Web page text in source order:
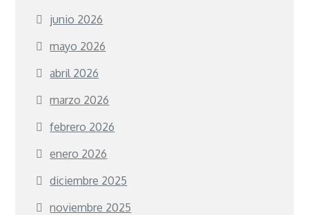
junio 2026
mayo 2026
abril 2026
marzo 2026
febrero 2026
enero 2026
diciembre 2025
noviembre 2025